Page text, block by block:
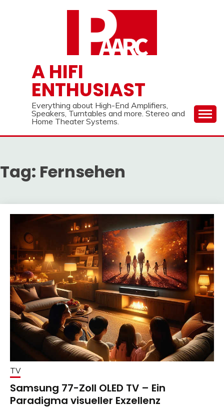
A HIFI
ENTHUSIAST
Everything about High-End Amplifiers,
Speakers, Turntables and more. Stereo and
Home Theater Systems.
Tag: Fernsehen
TV
Samsung 77-Zoll OLED TV – Ein
Paradigma visueller Exzellenz